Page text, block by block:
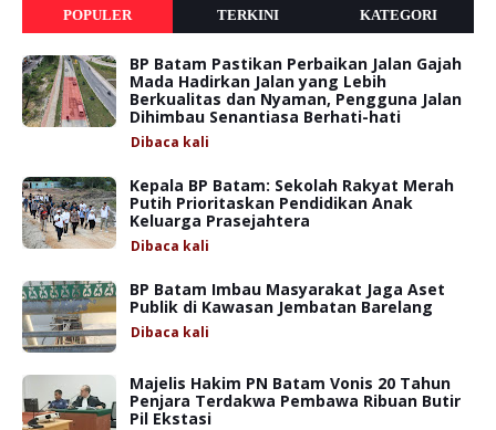
POPULER TERKINI KATEGORI
BP Batam Pastikan Perbaikan Jalan Gajah
Mada Hadirkan Jalan yang Lebih
Berkualitas dan Nyaman, Pengguna Jalan
Dihimbau Senantiasa Berhati-hati
Dibaca kali
Kepala BP Batam: Sekolah Rakyat Merah
Putih Prioritaskan Pendidikan Anak
Keluarga Prasejahtera
Dibaca kali
BP Batam Imbau Masyarakat Jaga Aset
Publik di Kawasan Jembatan Barelang
Dibaca kali
Majelis Hakim PN Batam Vonis 20 Tahun
Penjara Terdakwa Pembawa Ribuan Butir
Pil Ekstasi